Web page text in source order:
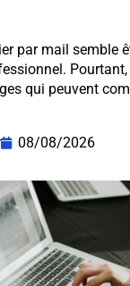
par mail semble
qui peuvent
08/08/2026